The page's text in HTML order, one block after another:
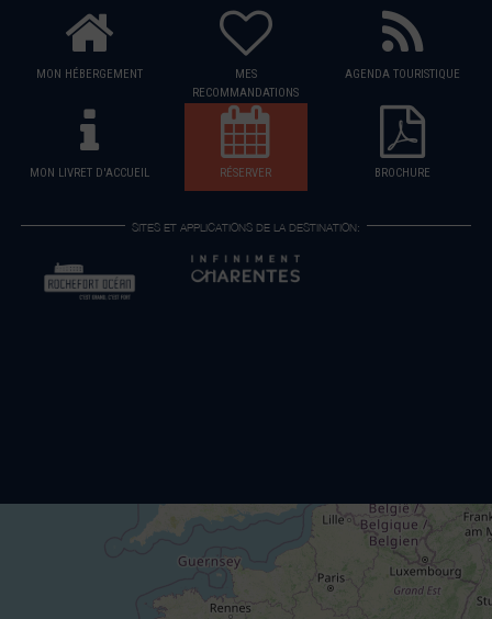
MON HÉBERGEMENT
MES
RECOMMANDATIONS
AGENDA TOURISTIQUE
MON LIVRET D'ACCUEIL RÉSERVER BROCHURE
SITES ET APPLICATIONS DE LA DESTINATION: